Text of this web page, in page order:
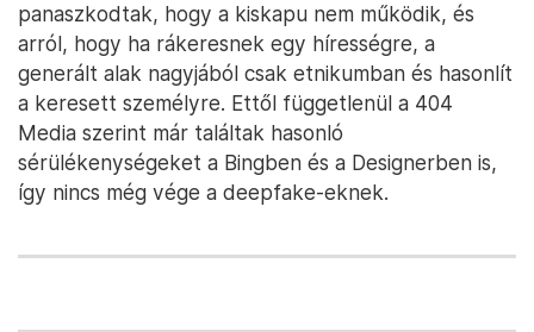
panaszkodtak, hogy a kiskapu nem működik, és
arról, hogy ha rákeresnek egy hírességre, a
generált alak nagyjából csak etnikumban és hasonlít
a keresett személyre. Ettől függetlenül a 404
Media szerint már találtak hasonló
sérülékenységeket a Bingben és a Designerben is,
így nincs még vége a deepfake-eknek.